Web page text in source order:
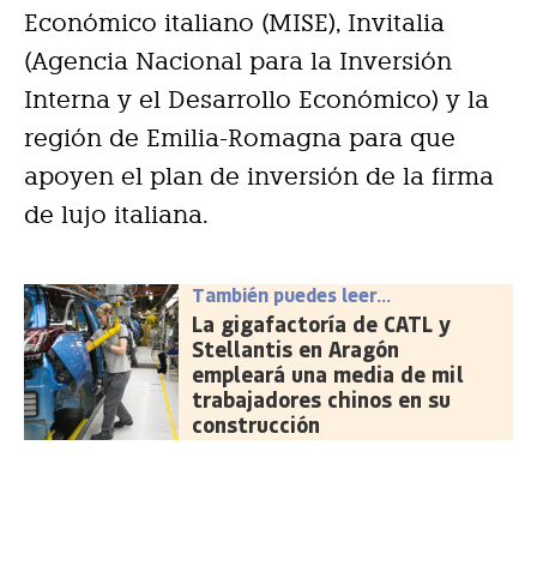
Económico italiano (MISE), Invitalia
(Agencia Nacional para la Inversión
Interna y el Desarrollo Económico) y la
región de Emilia-Romagna para que
apoyen el plan de inversión de la firma
de lujo italiana.
También puedes leer...
La gigafactoría de CATL y
Stellantis en Aragón
empleará una media de mil
trabajadores chinos en su
construcción